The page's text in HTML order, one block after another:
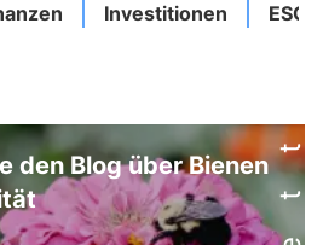
Investitionen ESG-
den Blog über Bienen